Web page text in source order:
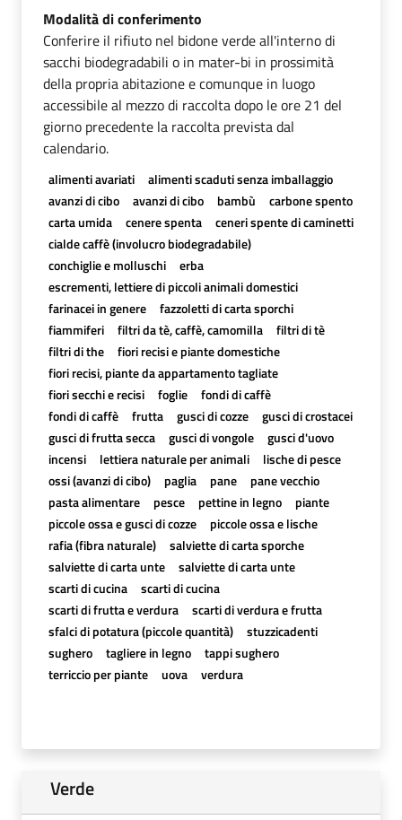
Modalità di conferimento
Conferire il rifiuto nel bidone verde all'interno di
sacchi biodegradabili o in mater-bi in prossimità
della propria abitazione e comunque in luogo
accessibile al mezzo di raccolta dopo le ore 21 del
giorno precedente la raccolta prevista dal
calendario.
alimenti avariati
alimenti scaduti senza imballaggio
avanzi di cibo
avanzi di cibo bambù
carbone spento
carta umida
cenere spenta
ceneri spente di caminetti
cialde caffè (involucro biodegradabile)
conchiglie e molluschi
erba
escrementi, lettiere di piccoli animali domestici
farinacei in genere
fazzoletti di carta sporchi
fiammiferi
filtri da tè, caffè, camomilla
filtri di tè
filtri di the
fiori recisi e piante domestiche
fiori recisi, piante da appartamento tagliate
fiori secchi e recisi
foglie
fondi di caffè
fondi di caffè
frutta gusci di cozze
gusci di crostacei
gusci di frutta secca
gusci di vongole
gusci d'uovo
incensi
lettiera naturale per animali
lische di pesce
ossi (avanzi di cibo)
paglia pane
pane vecchio
pasta alimentare
pesce pettine in legno
piante
piccole ossa e gusci di cozze
piccole ossa e lische
rafia (fibra naturale)
salviette di carta sporche
salviette di carta unte
salviette di carta unte
scarti di cucina
scarti di cucina
scarti di frutta e verdura
scarti di verdura e frutta
sfalci di potatura (piccole quantità)
stuzzicadenti
sughero
tagliere in legno
tappi sughero
terriccio per piante
uova verdura
Verde